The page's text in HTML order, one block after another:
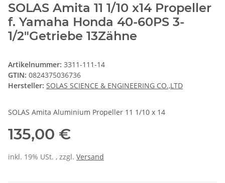
SOLAS Amita 11 1/10 x14 Propeller
f. Yamaha Honda 40-60PS 3-
1/2"Getriebe 13Zähne
Artikelnummer: 3311-111-14
GTIN: 0824375036736
Hersteller: SOLAS SCIENCE & ENGINEERING CO.,LTD
SOLAS Amita Aluminium Propeller 11 1/10 x 14
135,00 €
inkl. 19% USt. , zzgl. Versand